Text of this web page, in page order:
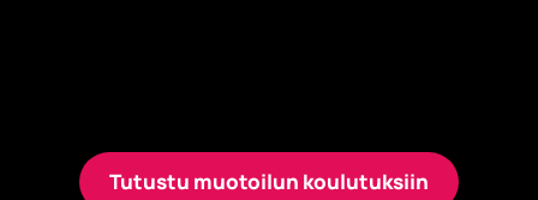
Tutustu muotoilun koulutuksiin